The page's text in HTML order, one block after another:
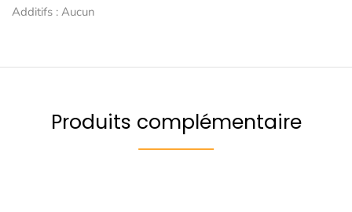
Additifs : Aucun
Produits complémentaire